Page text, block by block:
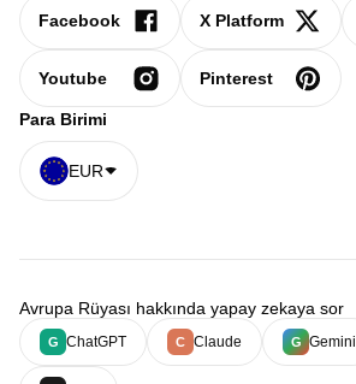
Facebook X Platform
Youtube Pinterest
Para Birimi
EUR
Avrupa Rüyası hakkında yapay zekaya sor
G ChatGPT C Claude G Gemini